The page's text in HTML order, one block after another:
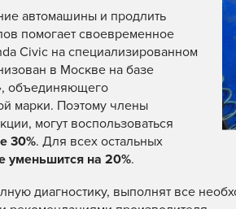
автомашины и продлить
помогает своевременное
Civic на специализированном
в Москве на базе
объединяющего
марки. Поэтому члены
могут воспользоваться
30%. Для всех остальных
уменьшится на 20%.
диагностику, выполнят все